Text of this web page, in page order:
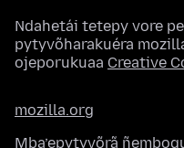
Ndahetái tetepy vore
pytyvõharakuéra
ojeporukuaa Creative
mozilla.org
Mba’epytyvõrã